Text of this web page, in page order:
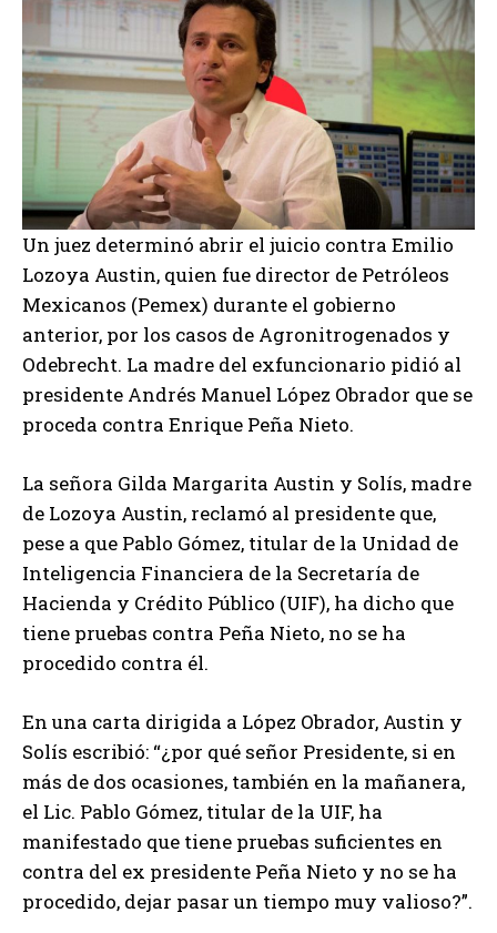
Un juez determinó abrir el juicio contra Emilio
Lozoya Austin, quien fue director de Petróleos
Mexicanos (Pemex) durante el gobierno
anterior, por los casos de Agronitrogenados y
Odebrecht. La madre del exfuncionario pidió al
presidente Andrés Manuel López Obrador que se
proceda contra Enrique Peña Nieto.
La señora Gilda Margarita Austin y Solís, madre
de Lozoya Austin, reclamó al presidente que,
pese a que Pablo Gómez, titular de la Unidad de
Inteligencia Financiera de la Secretaría de
Hacienda y Crédito Público (UIF), ha dicho que
tiene pruebas contra Peña Nieto, no se ha
procedido contra él.
En una carta dirigida a López Obrador, Austin y
Solís escribió: “¿por qué señor Presidente, si en
más de dos ocasiones, también en la mañanera,
el Lic. Pablo Gómez, titular de la UIF, ha
manifestado que tiene pruebas suficientes en
contra del ex presidente Peña Nieto y no se ha
procedido, dejar pasar un tiempo muy valioso?”.